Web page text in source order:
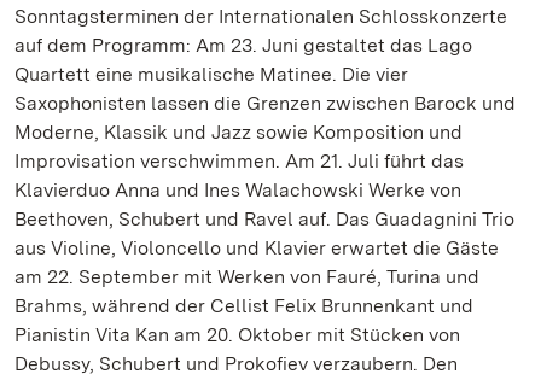
Sonntagsterminen der Internationalen Schlosskonzerte
auf dem Programm: Am 23. Juni gestaltet das Lago
Quartett eine musikalische Matinee. Die vier
Saxophonisten lassen die Grenzen zwischen Barock und
Moderne, Klassik und Jazz sowie Komposition und
Improvisation verschwimmen. Am 21. Juli führt das
Klavierduo Anna und Ines Walachowski Werke von
Beethoven, Schubert und Ravel auf. Das Guadagnini Trio
aus Violine, Violoncello und Klavier erwartet die Gäste
am 22. September mit Werken von Fauré, Turina und
Brahms, während der Cellist Felix Brunnenkant und
Pianistin Vita Kan am 20. Oktober mit Stücken von
Debussy, Schubert und Prokofiev verzaubern. Den